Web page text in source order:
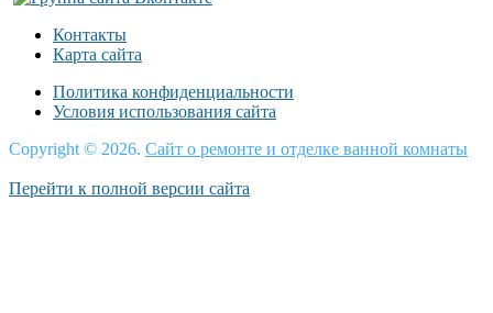
Контакты
Карта сайта
Политика конфиденциальности
Условия использования сайта
Copyright © 2026. Сайт о ремонте и отделке ванной комнаты
Перейти к полной версии сайта